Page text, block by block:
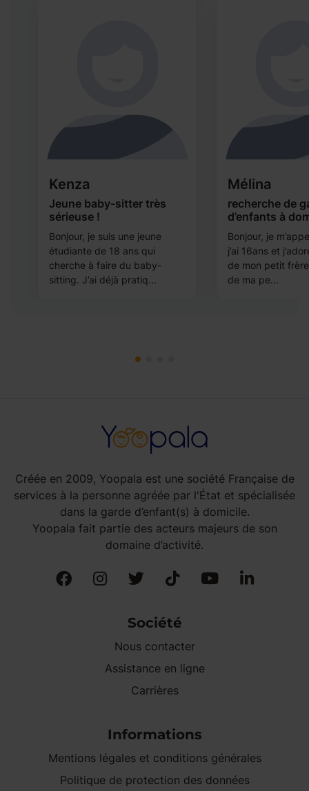
Kenza
Jeune baby-sitter très
sérieuse !
Bonjour, je suis une jeune
étudiante de 18 ans qui
cherche à faire du baby-
sitting. J’ai déjà pratiq...
Mélina
recherche de
d’enfants à
Bonjour, je
j’ai 16ans et
de mon petit
de ma pe...
Créée en 2009, Yoopala est une société Française de
services à la personne agréée par l'État et spécialisée
dans la garde d’enfant(s) à domicile.
Yoopala fait partie des acteurs majeurs de son
domaine d’activité.
Société
Nous contacter
Assistance en ligne
Carrières
Informations
Mentions légales et conditions générales
Politique de protection des données